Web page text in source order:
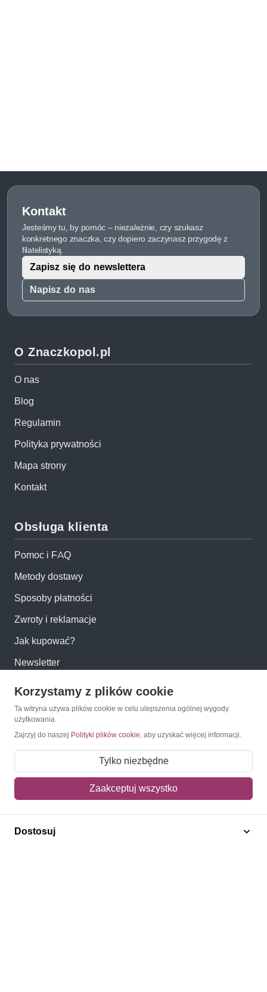
Kontakt
Jesteśmy tu, by pomóc – niezależnie, czy szukasz
konkretnego znaczka, czy dopiero zaczynasz przygodę z
filatelistyką.
Napisz do nas
Zapisz się do newslettera
O Znaczkopol.pl
O nas
Blog
Regulamin
Polityka prywatności
Mapa strony
Kontakt
Obsługa klienta
Pomoc i FAQ
Metody dostawy
Sposoby płatności
Zwroty i reklamacje
Jak kupować?
Newsletter
Konto
Moje konto
Moje zamówienia
Mój koszyk
Adres dostawy
Polecamy
Korzystamy z plików cookie
Ta witryna używa plików cookie w celu ulepszenia ogólnej wygody
użytkowania.
Zajrzyj do naszej Polityki plików cookie, aby uzyskać więcej informacji.
Tylko niezbędne
Zaakceptuj wszystko
Dostosuj